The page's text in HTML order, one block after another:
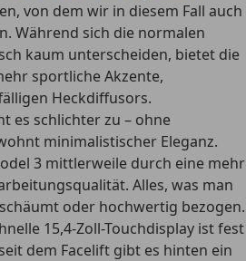
von dem wir in diesem Fall auch
Während sich die normalen
kaum unterscheiden, bietet die
sportliche Akzente,
Heckdiffusors.
es schlichter zu – ohne
minimalistischer Eleganz.
3 mittlerweile durch eine mehr
Alles, was man
oder hochwertig bezogen.
15,4-Zoll-Touchdisplay ist fest
dem Facelift gibt es hinten ein